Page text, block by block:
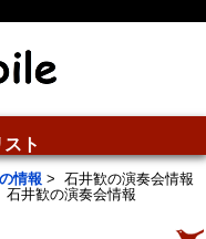
ト
情報 > 石井歓の演奏会情報
石井歓の演奏会情報